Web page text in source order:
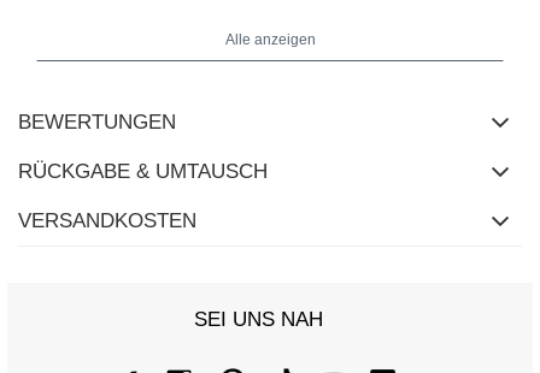
Alle anzeigen
BEWERTUNGEN
RÜCKGABE & UMTAUSCH
VERSANDKOSTEN
SEI UNS NAH